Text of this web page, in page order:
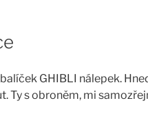
GHIBLI nálepek.
Ty s obroněm, mi